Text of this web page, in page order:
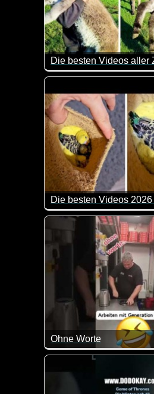
Die besten Videos aller
Hier kannst du dich
Die besten Videos 2026
Eine tolle
Ohne Worte
Da kann man doch